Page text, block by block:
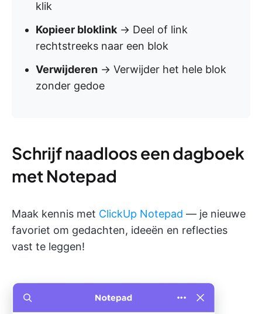
klik
Kopieer bloklink → Deel of link
rechtstreeks naar een blok
Verwijderen → Verwijder het hele blok
zonder gedoe
Schrijf naadloos een dagboek
met Notepad
Maak kennis met ClickUp Notepad — je nieuwe
favoriet om gedachten, ideeën en reflecties
vast te leggen!